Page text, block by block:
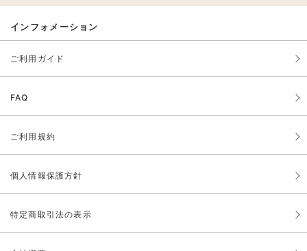
インフォメーション
ご利用ガイド
FAQ
ご利用規約
個人情報保護方針
特定商取引法の表示